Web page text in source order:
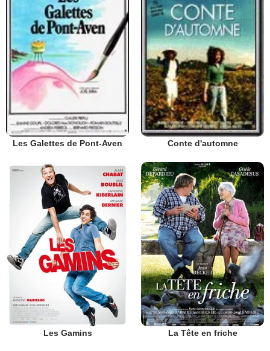
Les Galettes de Pont-Aven Conte d'automne
Les Gamins La Tête en friche